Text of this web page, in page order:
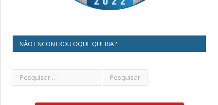
NÃO ENCONTROU OQUE QUERIA?